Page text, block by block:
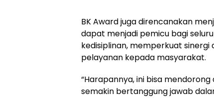
BK Award juga direncanakan
dapat menjadi pemicu bagi
kedisiplinan, memperkuat
pelayanan kepada masyarakat.
“Harapannya, ini bisa
semakin bertanggung jawab